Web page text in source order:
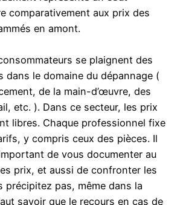
comparativement aux prix des
en amont.
se plaignent des
dans le domaine du dépannage (
de la main-d’œuvre, des
etc. ). Dans ce secteur, les prix
libres. Chaque professionnel fixe
y compris ceux des pièces. Il
de vous documenter au
prix, et aussi de confronter les
précipitez pas, même dans la
savoir que le recours en cas de